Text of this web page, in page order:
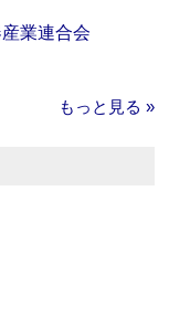
業連合会
もっと見る »